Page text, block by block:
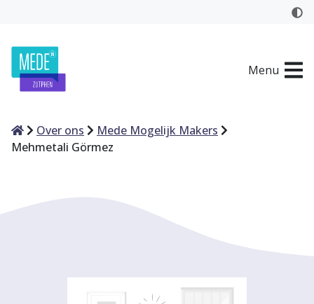
Menu
HomeOver ons
Mede Mogelijk Makers
Mehmetali Görmez